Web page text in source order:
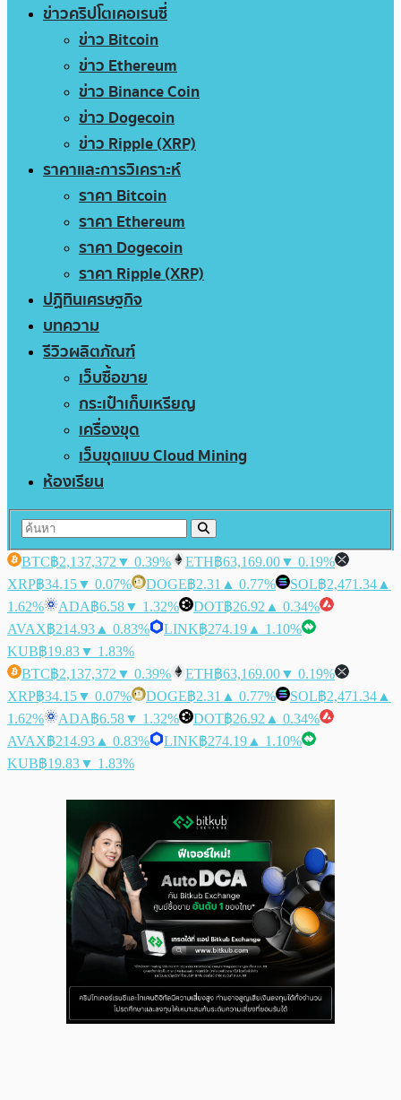
ข่าวคริปโตเคอเรนซี่
ข่าว Bitcoin
ข่าว Ethereum
ข่าว Binance Coin
ข่าว Dogecoin
ข่าว Ripple (XRP)
ราคาและการวิเคราะห์
ราคา Bitcoin
ราคา Ethereum
ราคา Dogecoin
ราคา Ripple (XRP)
ปฏิทินเศรษฐกิจ
บทความ
รีวิวผลิตภัณฑ์
เว็บซื้อขาย
กระเป๋าเก็บเหรียญ
เครื่องขุด
เว็บขุดแบบ Cloud Mining
ห้องเรียน
BTC฿2,137,372 ▼ 0.39% ETH฿63,169.00▼ 0.19%
XRP฿34.15▼ 0.07% DOGE฿2.31 ▲ 0.77% SOL฿2,471.34 ▲
1.62%
ADA฿6.58▼ 1.32% DOT฿26.92 ▲ 0.34%
AVAX฿214.93 ▲ 0.83% LINK฿274.19 ▲ 1.10%
KUB฿19.83▼ 1.83%
BTC฿2,137,372 ▼ 0.39% ETH฿63,169.00▼ 0.19%
XRP฿34.15▼ 0.07% DOGE฿2.31 ▲ 0.77% SOL฿2,471.34 ▲
1.62%
ADA฿6.58▼ 1.32% DOT฿26.92 ▲ 0.34%
AVAX฿214.93 ▲ 0.83% LINK฿274.19 ▲ 1.10%
KUB฿19.83▼ 1.83%